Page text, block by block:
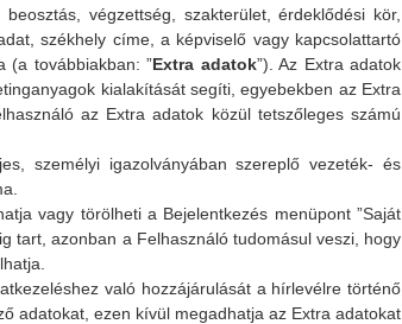
végzettség, szakterület, érdeklődési kör,
székhely címe, a képviselő vagy kapcsolattartó
(a továbbiakban: ”Extra adatok”). Az Extra adatok
kialakítását segíti, egyebekben az Extra
az Extra adatok közül tetszőleges számú
igazolványában szereplő vezeték- és
vagy törölheti a Bejelentkezés menüpont ”Saját
tart, azonban a Felhasználó tudomásul veszi, hogy
való hozzájárulását a hírlevélre történő
adatokat, ezen kívül megadhatja az Extra adatokat